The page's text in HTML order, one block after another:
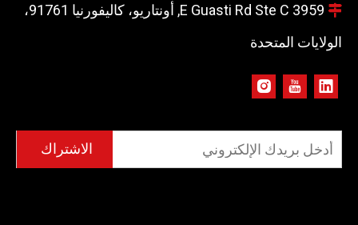

3959 E Guasti Rd Ste C, أونتاريو، كاليفورنيا 91761،
الولايات المتحدة
الاشتراك